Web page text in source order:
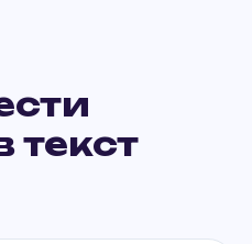
текст